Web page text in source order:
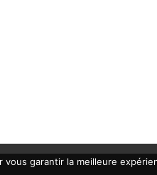
vous garantir la meilleure